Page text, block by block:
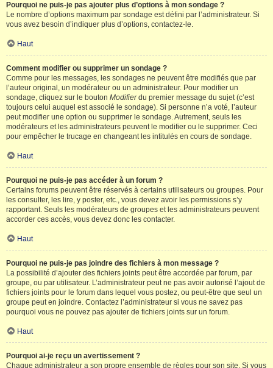
Pourquoi ne puis-je pas ajouter plus d’options à mon sondage ?
Le nombre d’options maximum par sondage est défini par l’administrateur. Si
vous avez besoin d’indiquer plus d’options, contactez-le.
Haut
Comment modifier ou supprimer un sondage ?
Comme pour les messages, les sondages ne peuvent être modifiés que par
l’auteur original, un modérateur ou un administrateur. Pour modifier un
sondage, cliquez sur le bouton Modifierdu premier message du sujet (c’est
toujours celui auquel est associé le sondage). Si personne n’a voté, l’auteur
peut modifier une option ou supprimer le sondage. Autrement, seuls les
modérateurs et les administrateurs peuvent le modifier ou le supprimer. Ceci
pour empêcher le trucage en changeant les intitulés en cours de sondage.
Haut
Pourquoi ne puis-je pas accéder à un forum ?
Certains forums peuvent être réservés à certains utilisateurs ou groupes. Pour
les consulter, les lire, y poster, etc., vous devez avoir les permissions s’y
rapportant. Seuls les modérateurs de groupes et les administrateurs peuvent
accorder ces accès, vous devez donc les contacter.
Haut
Pourquoi ne puis-je pas joindre des fichiers à mon message ?
La possibilité d’ajouter des fichiers joints peut être accordée par forum, par
groupe, ou par utilisateur. L’administrateur peut ne pas avoir autorisé l’ajout de
fichiers joints pour le forum dans lequel vous postez, ou peut-être que seul un
groupe peut en joindre. Contactez l’administrateur si vous ne savez pas
pourquoi vous ne pouvez pas ajouter de fichiers joints sur un forum.
Haut
Pourquoi ai-je reçu un avertissement ?
Chaque administrateur a son propre ensemble de règles pour son site. Si vous